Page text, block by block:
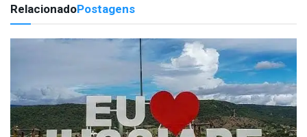
RelacionadoPostagens